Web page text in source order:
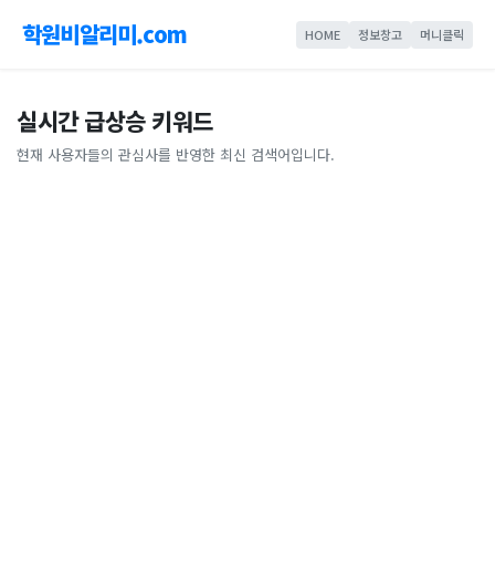
학원비알리미.com HOME 정보창고 머니클릭
실시간 급상승 키워드
현재 사용자들의 관심사를 반영한 최신 검색어입니다.